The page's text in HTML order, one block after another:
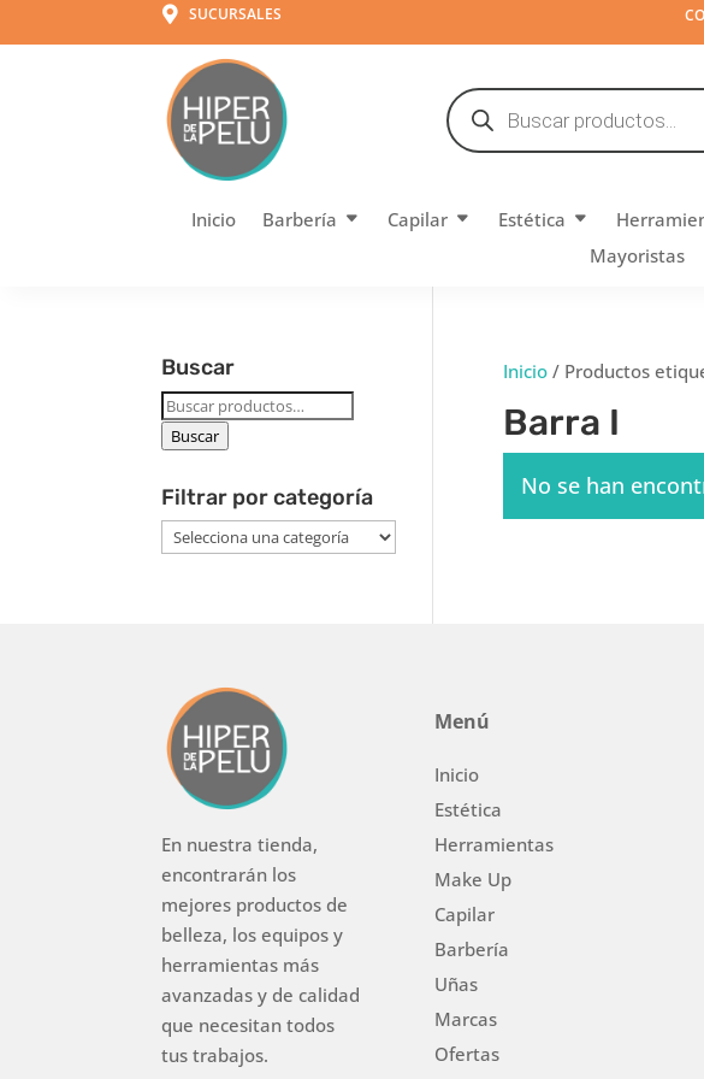
 SUCURSALES
Búsqueda
de
productos
Inicio Barbería Capilar Estética
Mayoristas
Inicio/ Productos
Barra I
No se han
Buscar
Buscar
por:
Buscar
Filtrar por categoría
En nuestra tienda,
encontrarán los
mejores productos de
belleza, los equipos y
herramientas más
avanzadas y de calidad
que necesitan todos
tus trabajos.
Menú
Inicio
Estética
Herramientas
Make Up
Capilar
Barbería
Uñas
Marcas
Ofertas